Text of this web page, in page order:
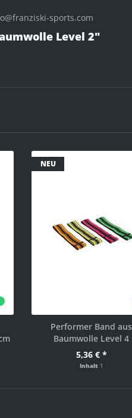
sports.com
Level 2"
NEU
Performer Band aus
Baumwolle Level 4
5,36 € *
Inhalt 1